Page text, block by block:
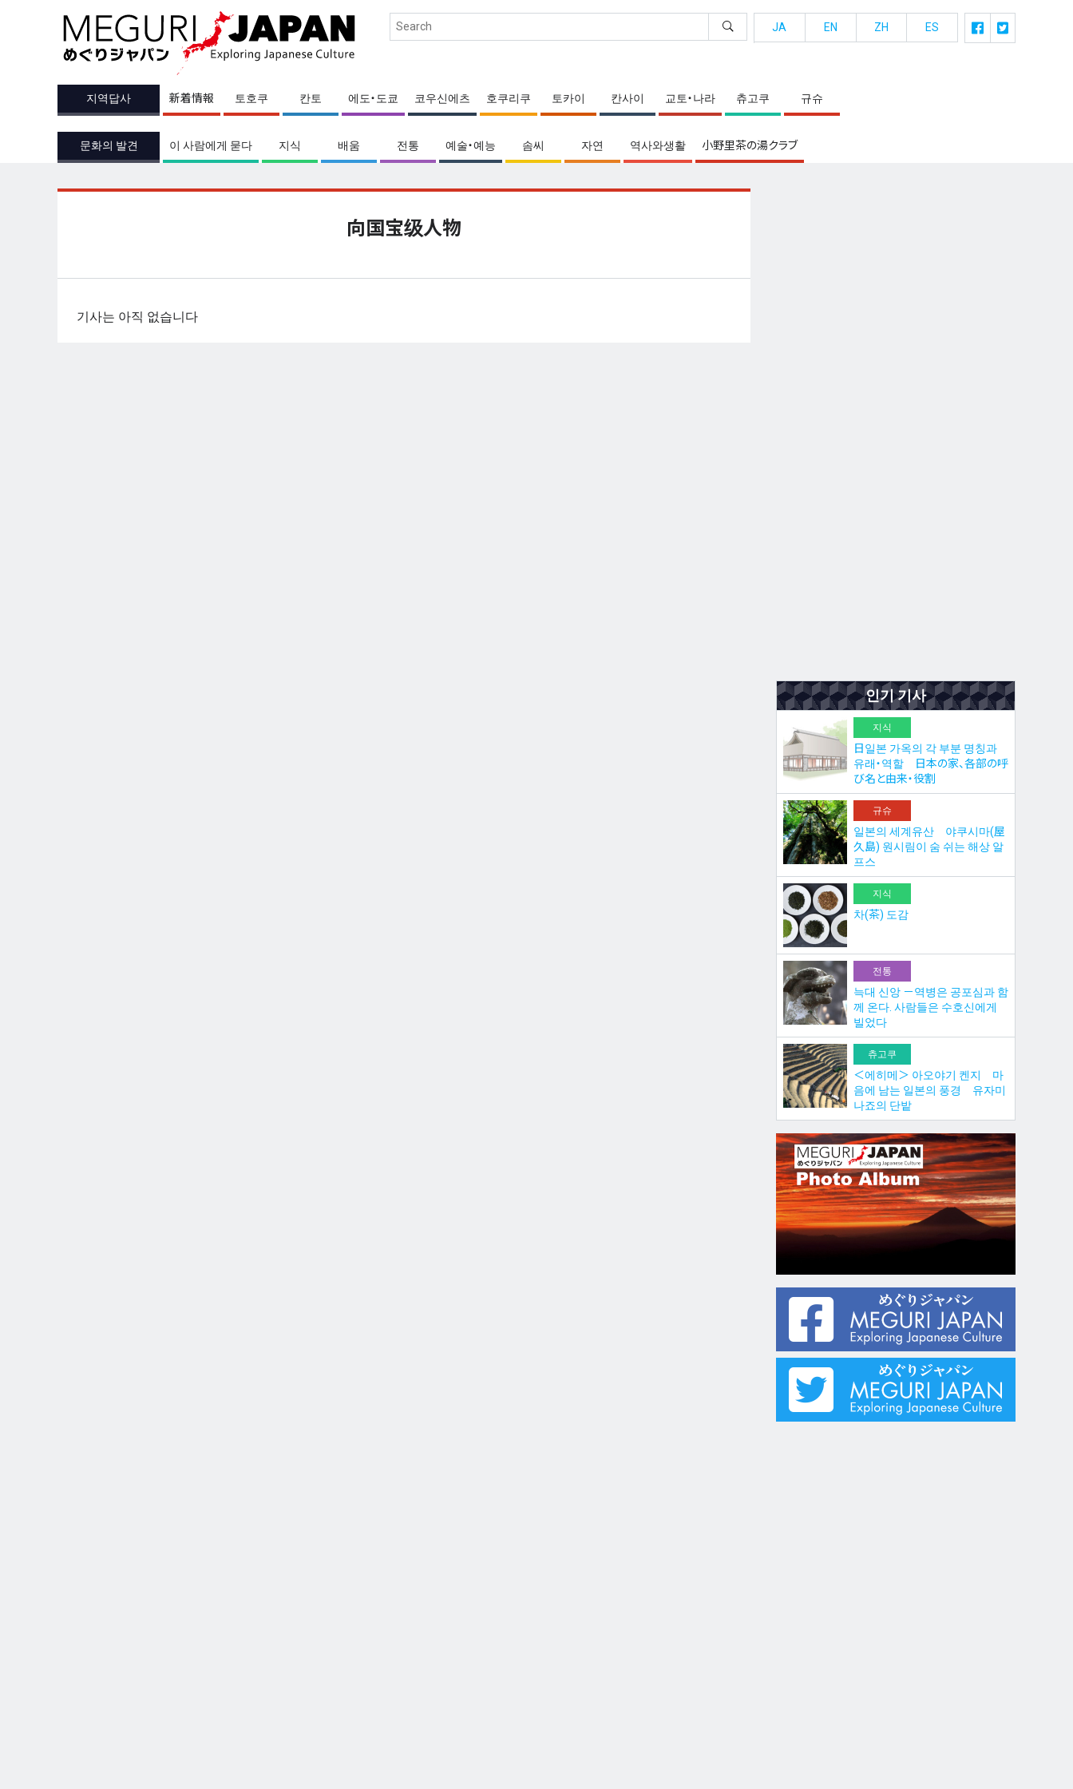
지역답사 新着情報 토호쿠 칸토 에도・도쿄 코우신에츠 호쿠리쿠 토카이 칸사이 교토・나라 츄고쿠 규슈
문화의 발견 이 사람에게 묻다 지식 배움 전통 예술・예능 솜씨 자연 역사와생활 小野里茶の湯クラブ
JA EN ZH ES
向国宝级人物
기사는 아직 없습니다
인기 기사
지식
日일본 가옥의 각 부분 명칭과
유래・역할 日本の家、各部の呼
び名と由来・役割
규슈
일본의 세계유산 야쿠시마(屋
久島) 원시림이 숨 쉬는 해상 알
프스
지식
차(茶) 도감
전통
늑대 신앙 －역병은 공포심과 함
께 온다. 사람들은 수호신에게
빌었다
츄고쿠
＜에히메＞ 아오야기 켄지 마
음에 남는 일본의 풍경 유자미
나죠의 단밭